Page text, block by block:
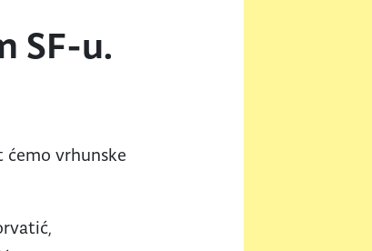
SF-u.
ćemo vrhunske